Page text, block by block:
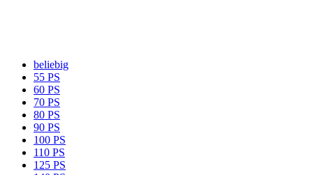
beliebig
55 PS
60 PS
70 PS
80 PS
90 PS
100 PS
110 PS
125 PS